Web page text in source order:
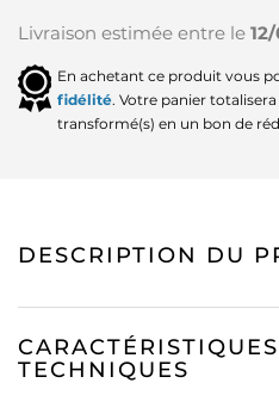
Livraison estimée entre le
En achetant ce produit vous
fidélité. Votre panier totalisera
transformé(s) en un bon de
DESCRIPTION DU
CARACTÉRISTIQUES
TECHNIQUES